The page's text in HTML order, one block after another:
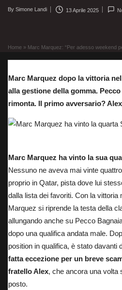
Posted
By Simone Landi 13 Aprile 2025
Home » Marc Marquez: “Per adesso weekend
Marc Marquez dopo la vittoria
alla gestione della gomma.
rimonta. Il primo avversario?
Marc Marquez ha vinto la sua
Nessuno ne aveva mai vinte
proprio in Qatar, pista dove lui
dalla lista dei favoriti. Con la vittoria
Marquez si riprende la testa della
allungando anche su Pecco
dopo una qualifica andata male.
position in qualifica, è stato davanti
fatta eccezione per un breve
fratello Alex, che ancora una volta
posto.